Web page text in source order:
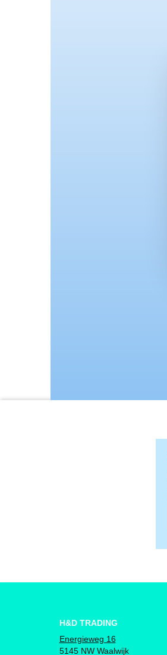
H&D TRADING
Energieweg 16
5145 NW Waalwijk